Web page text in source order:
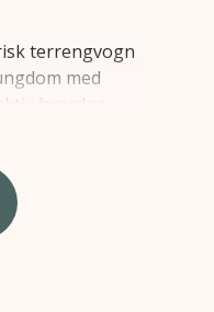
terrengvogn
med
hverdag.
for
og